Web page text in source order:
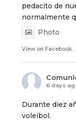
pedacito de
normalmente
Photo
View on Facebook
6 days
Durante diez
voleibol.